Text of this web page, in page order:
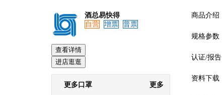
酒总易快得
自营
增票 普票
查看详情
进店逛逛
更多口罩 更多
商品介绍
规格参数
认证/报告
资料下载